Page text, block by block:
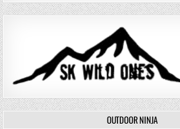
OUTDOOR NINJA